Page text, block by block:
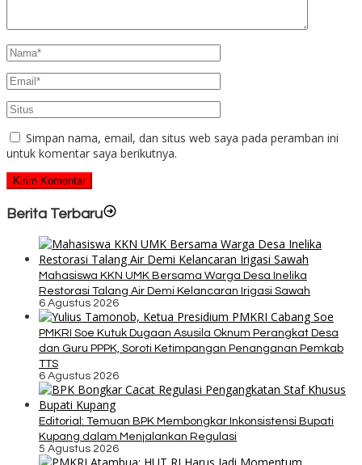
Simpan nama, email, dan situs web saya pada peramban ini
untuk komentar saya berikutnya.
Berita Terbaru
Mahasiswa KKN UMK Bersama Warga Desa Inelika
Restorasi Talang Air Demi Kelancaran Irigasi Sawah
6 Agustus 2026
PMKRI Soe Kutuk Dugaan Asusila Oknum Perangkat Desa
dan Guru PPPK, Soroti Ketimpangan Penanganan Pemkab
TTS
6 Agustus 2026
Editorial: Temuan BPK Membongkar Inkonsistensi Bupati
Kupang dalam Menjalankan Regulasi
5 Agustus 2026